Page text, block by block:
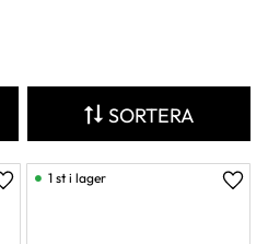
SORTERA
Lägg till i favoriter
1 st i lager